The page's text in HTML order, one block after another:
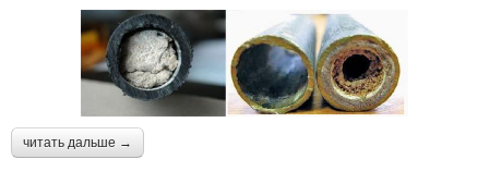
читать дальше →